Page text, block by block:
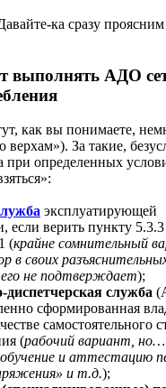
ка сразу
выполнять АДО
как вы понимаете,
верхам»). За такие,
при определенных
эксплуатирующей
если верить пункту
(крайне сомнительный
в своих
не подтверждает);
диспетчерская служба
сформированная
самостоятельного
(рабочий вариант,
и аттестацию
и т.д.);